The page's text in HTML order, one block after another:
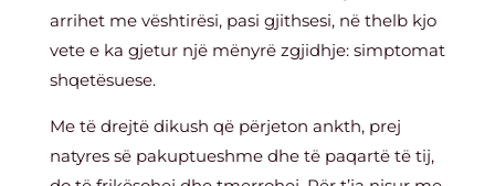
arrihet me vështirësi, pasi gjithsesi, në thelb kjo
vete e ka gjetur një mënyrë zgjidhje: simptomat
shqetësuese.
Me të drejtë dikush që përjeton ankth, prej
natyres së pakuptueshme dhe të paqartë të tij,